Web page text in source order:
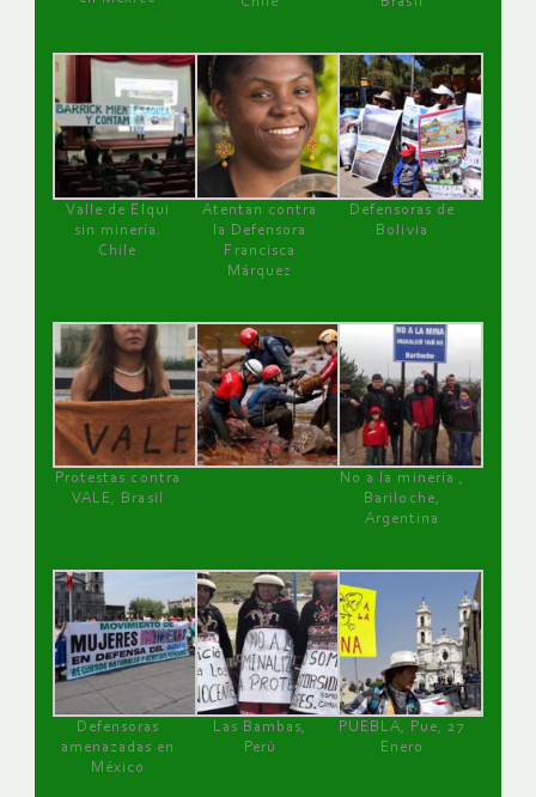
Valle de Elqui
sin minería.
Chile
Atentan contra
la Defensora
Francisca
Márquez
Defensoras de
Bolivia
Protestas contra
VALE, Brasil
No a la minería ,
Bariloche,
Argentina
Defensoras
amenazadas en
México
Las Bambas,
Perú
PUEBLA, Pue, 27
Enero